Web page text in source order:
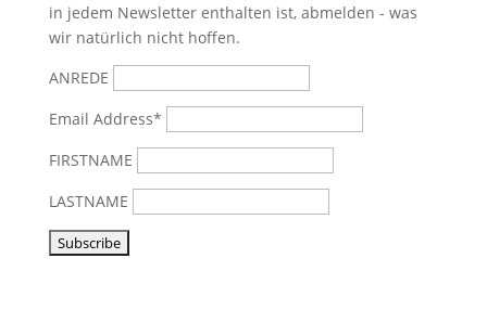
in jedem Newsletter enthalten ist, abmelden - was
wir natürlich nicht hoffen.
ANREDE
Email Address*
FIRSTNAME
LASTNAME